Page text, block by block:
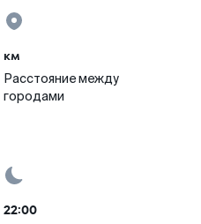
км
Расстояние между
городами
22:00